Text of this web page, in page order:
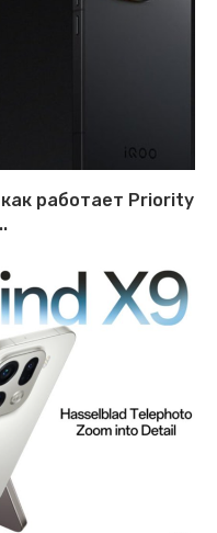
как работает Priority